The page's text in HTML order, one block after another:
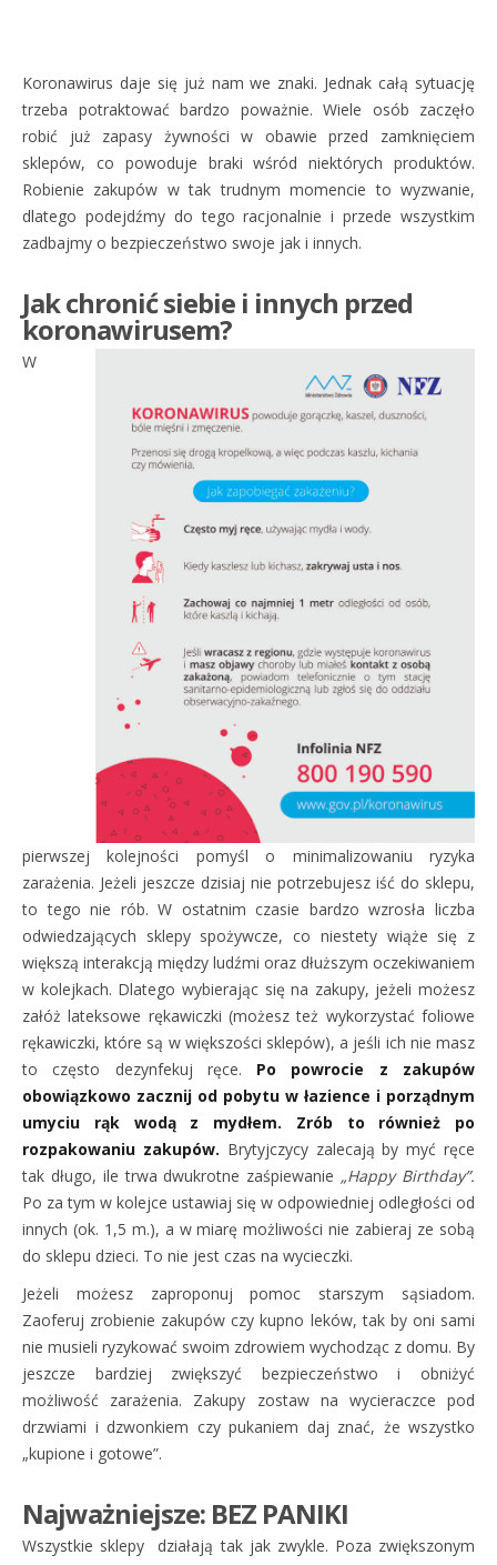
Koronawirus daje się już nam we znaki. Jednak całą sytuację
trzeba potraktować bardzo poważnie. Wiele osób zaczęło
robić już zapasy żywności w obawie przed zamknięciem
sklepów, co powoduje braki wśród niektórych produktów.
Robienie zakupów w tak trudnym momencie to wyzwanie,
dlatego podejdźmy do tego racjonalnie i przede wszystkim
zadbajmy o bezpieczeństwo swoje jak i innych.
Jak chronić siebie i innych przed
koronawirusem?
W
pierwszej kolejności pomyśl o minimalizowaniu ryzyka
zarażenia. Jeżeli jeszcze dzisiaj nie potrzebujesz iść do sklepu,
to tego nie rób. W ostatnim czasie bardzo wzrosła liczba
odwiedzających sklepy spożywcze, co niestety wiąże się z
większą interakcją między ludźmi oraz dłuższym oczekiwaniem
w kolejkach. Dlatego wybierając się na zakupy, jeżeli możesz
załóż lateksowe rękawiczki (możesz też wykorzystać foliowe
rękawiczki, które są w większości sklepów), a jeśli ich nie masz
to często dezynfekuj ręce. Po powrocie z zakupów
obowiązkowo zacznij od pobytu w łazience i porządnym
umyciu rąk wodą z mydłem. Zrób to również po
rozpakowaniu zakupów. Brytyjczycy zalecają by myć ręce
tak długo, ile trwa dwukrotne zaśpiewanie „Happy Birthday”.
Po za tym w kolejce ustawiaj się w odpowiedniej odległości od
innych (ok. 1,5 m.), a w miarę możliwości nie zabieraj ze sobą
do sklepu dzieci. To nie jest czas na wycieczki.
Jeżeli możesz zaproponuj pomoc starszym sąsiadom.
Zaoferuj zrobienie zakupów czy kupno leków, tak by oni sami
nie musieli ryzykować swoim zdrowiem wychodząc z domu. By
jeszcze bardziej zwiększyć bezpieczeństwo i obniżyć
możliwość zarażenia. Zakupy zostaw na wycieraczce pod
drzwiami i dzwonkiem czy pukaniem daj znać, że wszystko
„kupione i gotowe”.
Najważniejsze: BEZ PANIKI
Wszystkie sklepy działają tak jak zwykle. Poza zwiększonym